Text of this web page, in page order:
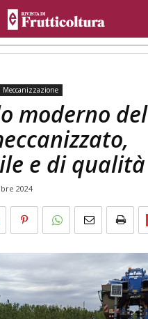
Meccanizzazione
moderno del
e di qualità
2024